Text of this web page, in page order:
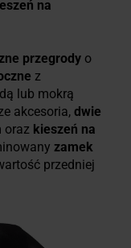
na
przegrody o
z
lub mokrą
akcesoria, dwie
oraz kieszeń na
zamek
przedniej